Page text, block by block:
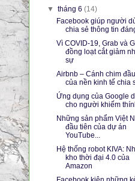
▼tháng 6(14)
Facebook giúp người
chia sẻ thông tin đáng
Vì COVID-19, Grab và
đồng loạt cắt giảm
sự
Airbnb – Cánh chim
của nền kinh tế chia
Ứng dụng của Google
cho người khiếm
Những sản phẩm Việt
đầu tiên của dự án
YouTube...
Hệ thống robot KIVA:
kho thời đại 4.0 của
Amazon